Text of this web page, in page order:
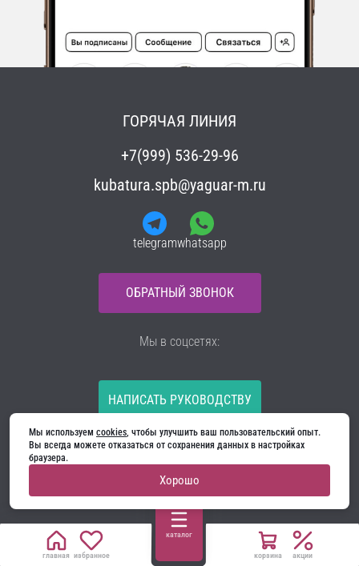
главная избранное
каталог
корзина акции
ГОРЯЧАЯ ЛИНИЯ
+7(999) 536-29-96
kubatura.spb@yaguar-m.ru
telegramwhatsapp
ОБРАТНЫЙ ЗВОНОК
НАПИСАТЬ РУКОВОДСТВУ
Все материалы на сайте принадлежат компании
ООО «Ягуар-М» — входные и межкомнатные двери
Политика конфиденциальности
Договор оферты
Cookie
Мы в соцсетях:
Мы используем cookies, чтобы улучшить ваш пользовательский опыт.
Вы всегда можете отказаться от сохранения данных в настройках
браузера.
Хорошо